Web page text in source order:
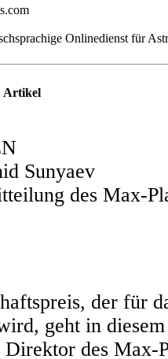
Onlinedienst für
Artikel
Sunyaev
des Max-
der für
geht in
Direktor des